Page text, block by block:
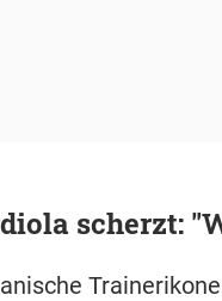
scherzt: